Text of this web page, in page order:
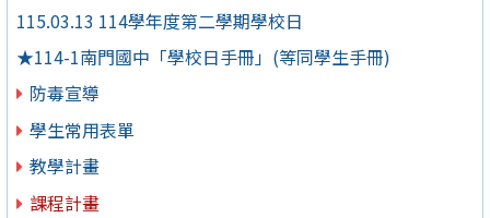
115.03.13 114學年度第二學期學校日
★114-1南門國中「學校日手冊」(等同學生手冊)
防毒宣導
學生常用表單
教學計畫
課程計畫